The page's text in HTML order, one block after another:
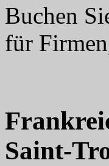
Buchen
für
Saint-